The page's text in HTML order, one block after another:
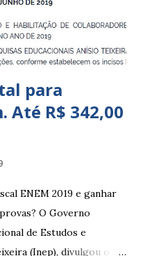
para
Até R$ 342,00
ENEM 2019 e ganhar
O Governo
de Estudos e
(Inep), divulgou o